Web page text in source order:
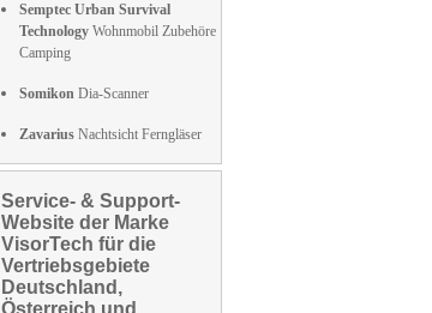
Semptec Urban Survival
Technology Wohnmobil Zubehöre
Camping
Somikon Dia-Scanner
Zavarius Nachtsicht Ferngläser
Service- & Support-
Website der Marke
VisorTech für die
Vertriebsgebiete
Deutschland,
Österreich und